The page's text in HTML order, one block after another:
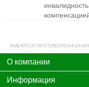
ИМЕЮТСЯ
О компании
Информация